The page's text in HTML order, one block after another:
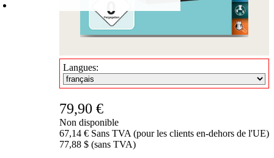
PANIER D'ACHATS
0ARTICLE
✔
Langues:
79,90 €
Non disponible
67,14 € Sans TVA (pour les clients en-dehors de l'UE)
77,88 $ (sans TVA)